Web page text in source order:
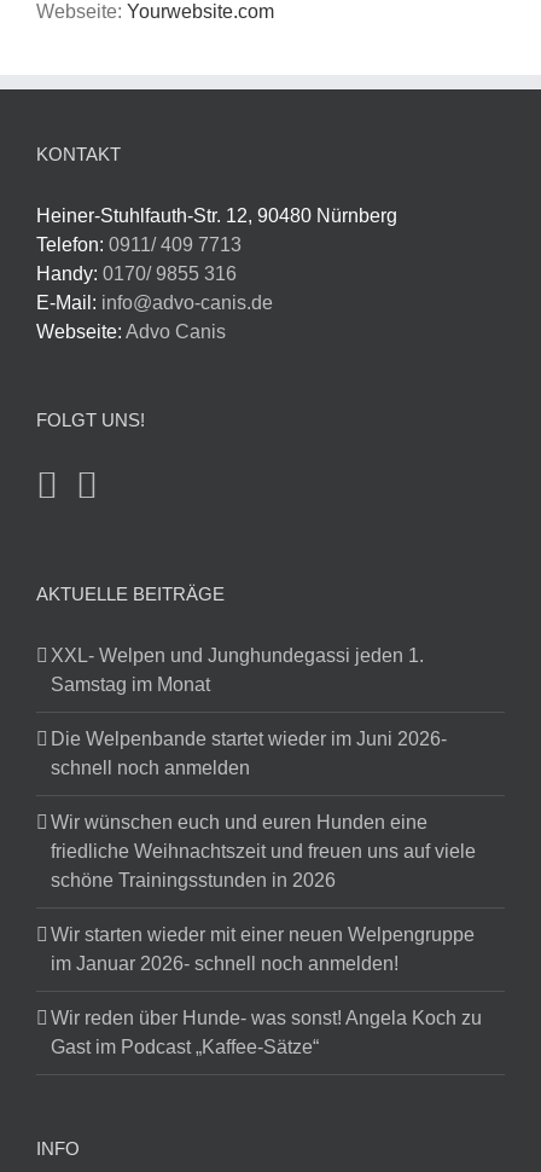
Webseite: Yourwebsite.com
KONTAKT
Heiner-Stuhlfauth-Str. 12, 90480 Nürnberg
Telefon: 0911/ 409 7713
Handy: 0170/ 9855 316
E-Mail: info@advo-canis.de
Webseite: Advo Canis
FOLGT UNS!
AKTUELLE BEITRÄGE
XXL- Welpen und Junghundegassi jeden 1.
Samstag im Monat
Die Welpenbande startet wieder im Juni 2026-
schnell noch anmelden
Wir wünschen euch und euren Hunden eine
friedliche Weihnachtszeit und freuen uns auf viele
schöne Trainingsstunden in 2026
Wir starten wieder mit einer neuen Welpengruppe
im Januar 2026- schnell noch anmelden!
Wir reden über Hunde- was sonst! Angela Koch zu
Gast im Podcast „Kaffee-Sätze“
INFO